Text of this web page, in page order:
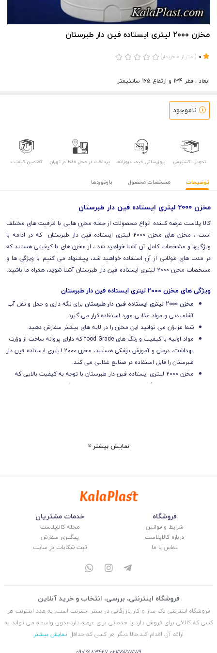
مخزن 2000 لیتری ایستاده فین دار طبرستان
(امتیاز 0 خریدار)
ابعاد : قطر 134 و ارتفاع 165 سانتیمتر
ناموجود
تحویل اکسپرس بروزرسانی قیمت روزانه پرداخت در محل فقط در تهران تضمین کیفیت
توضیحات مشخصات محصول بازخوردها
مخزن 2000 لیتری ایستاده فین دار طبرستان
کالا پلاست عرضه کننده انواع محصولات از جمله مخزن هایی با ظرفیت های مختلف
است ، مخزن های مخزن 2000 لیتری ایستاده فین دار طبرستان که در ادامه با
ویژگیها و مشخصات کامل آن آشنا خواهید شد ، از مخزن های با کیفیتی هستند که
در مدت های طولانی از آن استفاده خواهید شد، پیشنهاد می کنیم با ویژگی ها و
مشخصات مخزن 2000 لیتری ایستاده فین دار طبرستان آشنا شوید، همراه ما باشید.
ویژگی های مخزن 2000 لیتری ایستاده فین دار طبرستان
مخزن 2000 لیتری ایستاده فین دار طبرستان
برای نگه داری و حمل و نقل آب
آشامیدنی و مواد غذایی مورد استفاده قرار می گیرد.
شما عزیزان می توانید این مخزن را در لایه های بیشتر سفارش دهید.
مواد اولیه با کیفیت و رنگ های food Grade که دارای پروانه ساخت از وزارت
بهداشت، درمان و آموزش پزشکی هستند، مخزن 2000 لیتری ایستاده فین دار
طبرستان را قابل استفاده در صنایع غذایی می کند.
مخزن 2000 لیتری ایستاده فین دار طبرستان با توجه به کیفیت بالایی که
دارد تغییری در رنگ ، بو ،مزه ی مایعات ایجاد نمی کند.
طبرستان متوجه شدید که این گزینه انتخابی مناسب برای شما عزیزان است، اما
اتصال برنجی 2/4 اینچ -
اتصال پلی اتیلن 3/4 اینچ
اتصال پلی اتیلن 1 اینچ -
اتصال پلی اتیلن 2 اینچ - اتصال پلی اتیلن 3 این
ظرفیت : 2000 لیتری
ابعاد : قطر 134 و ارتفاع 165 سانتیمتر
کد : PT0134
نمایش بیشتر
فروشگاه
شرایط و قوانین
درباره کالاپلاست
تماس با ما
خدمات مشتریان
مجله کالاپلاست
پیگیری سفارش
ثبت شکایات در سایت
فروشگاه اینترنتی، بررسی، انتخاب و خرید آنلاین
فروشگاه اینترنتی یک ساز و کار بازرگانی در بستر اینترنت است. به مدد اینترنت هر
کسی که کالائی برای فروش دارد یا خدماتی برای عرضه دارد بدون واسطه می تواند به
ارائه آن اقدام کند.حالا دیگر هر کسی که حداقل نمایش بیشتر